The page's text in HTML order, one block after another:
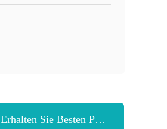
Erhalten Sie Besten Preis